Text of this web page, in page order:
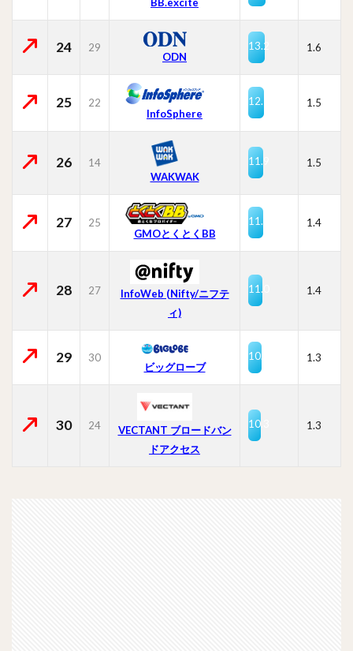
24 29
ODN
13.2 1.6
25
22
InfoSphere
12.1 1.5
26
14
WAKWAK
11.9 1.5
27
25
GMOとくとくBB
11.4 1.4
28 27
InfoWeb (Nifty/ニフテ
ィ)
11.0 1.4
29 30
ビッグローブ
10.4 1.3
30 24
VECTANT ブロードバン
ドアクセス
10.3 1.3